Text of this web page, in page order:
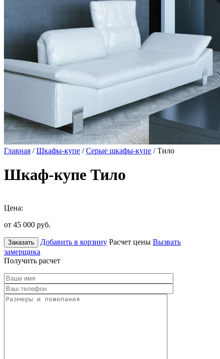
Главная /Шкафы-купе /Серые шкафы-купе / Тило
Шкаф-купе Тило
Цена:
от 45 000 руб.
Заказать Добавить в корзину Расчет цены Вызвать
замерщика
Получить расчет